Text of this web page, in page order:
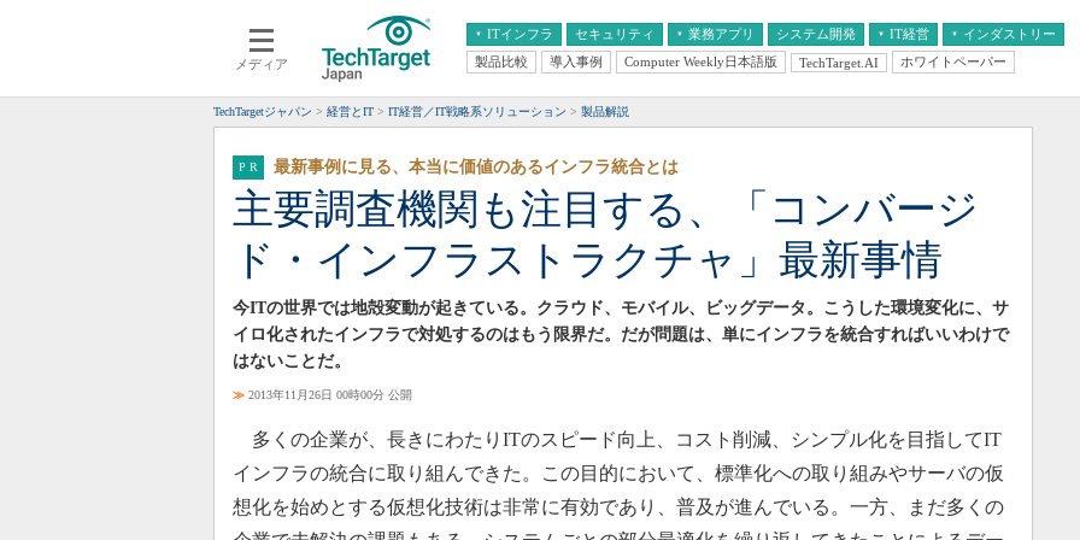
メディア
ITインフラ
クラウド
スマートモバイル
ネットワーク
システム運用管理
セキュリティ 業務アプリ
エンタープライズAI
ERP
CX
情報系システム
システム開発 IT経営
経営とIT
インダストリー
医療IT
製品比較 導入事例 Computer Weekly日本語版 TechTarget.AI ホワイトペーパー
TechTargetジャパン 経営とIT IT経営／IT戦略系ソリューション 製品解説
主要調査機関も注目する、「コンバージ
ド・インフラストラクチャ」最新事情
最新事例に見る、本当に価値のあるインフラ統合とは
今ITの世界では地殻変動が起きている。クラウド、モバイル、ビッグデータ。こうした環境変化に、サ
イロ化されたインフラで対処するのはもう限界だ。だが問題は、単にインフラを統合すればいいわけで
はないことだ。
≫ 2013年11月26日 00時00分 公開
多くの企業が、長きにわたりITのスピード向上、コスト削減、シンプル化を目指してIT
インフラの統合に取り組んできた。この目的において、標準化への取り組みやサーバの仮
想化を始めとする仮想化技術は非常に有効であり、普及が進んでいる。一方、まだ多くの